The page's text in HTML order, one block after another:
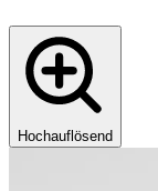
Hochauflösend